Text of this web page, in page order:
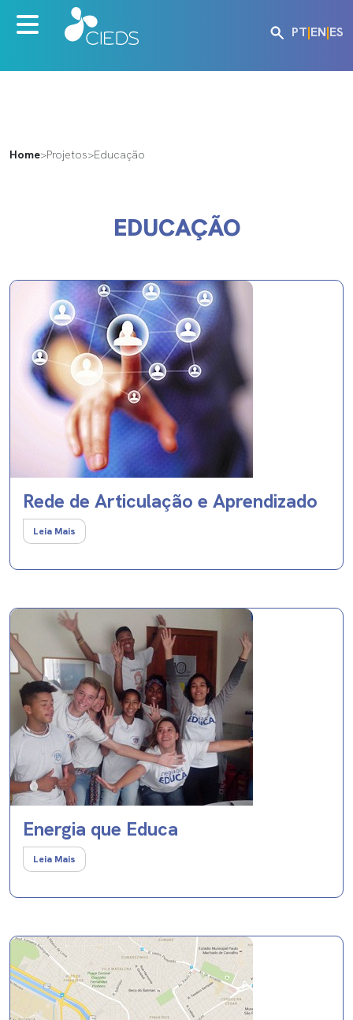
PT|EN|ES
Home>Projetos>Educação
EDUCAÇÃO
Rede de Articulação e Aprendizado
Leia Mais
Energia que Educa
Leia Mais